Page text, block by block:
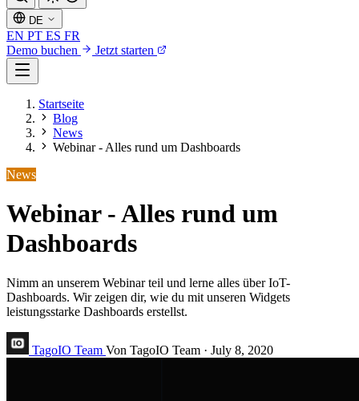
DE
EN PT ES FR
Demo buchen
Jetzt starten
Startseite
Blog
News
Webinar - Alles rund um Dashboards
News
Webinar - Alles rund um
Dashboards
Nimm an unserem Webinar teil und lerne alles über IoT-
Dashboards. Wir zeigen dir, wie du mit unseren Widgets
leistungsstarke Dashboards erstellst.
TagoIO Team Von TagoIO Team · July 8, 2020